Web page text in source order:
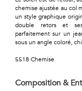
Géométriques
Talents
Métiers
Petits
chemise ajustée au col
un style graphique
double retors et
parfaitement sur un
sous un angle coloré,
SS18 Chemise
Composition &